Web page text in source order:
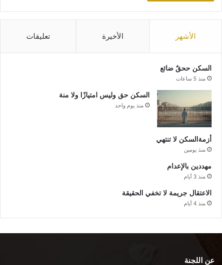
الأشهر الأخيرة تعليقات
السكن ححقٌ ضائع
منذ 5 ساعات
السكن حق وليس امتيازًا ولا منة
منذ يوم واحد
أزمةالسكن لا تنتهي
منذ يومين
مهددين بالإعدام
منذ 3 أيام
الاعتقال جريمة لا تخفي الحقيقة
منذ 4 أيام
عن اللجنة